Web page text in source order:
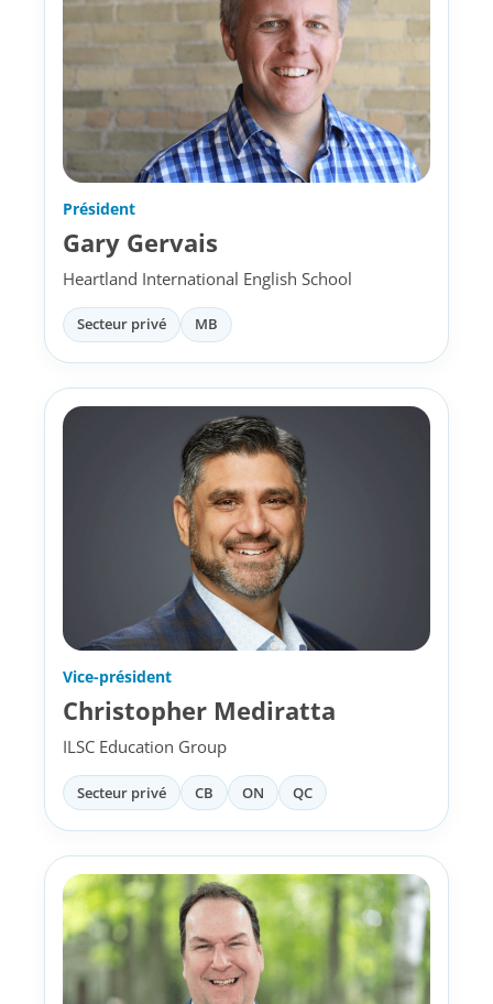
Président
Gary Gervais
Heartland International English School
Secteur privé MB
Vice-président
Christopher Mediratta
ILSC Education Group
Secteur privé CB ON QC